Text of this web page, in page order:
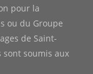
pour la
ou du Groupe
de Saint-
sont soumis aux